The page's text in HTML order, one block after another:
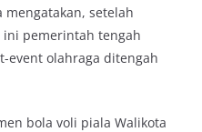
mengatakan, setelah
ini pemerintah tengah
event olahraga ditengah
bola voli piala Walikota